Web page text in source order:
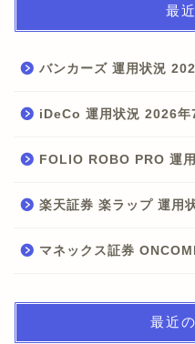
最
バンカーズ 運用状況
iDeCo 運用状況 2026年
FOLIO ROBO PRO 運
楽天証券 楽ラップ 運用
マネックス証券
最近